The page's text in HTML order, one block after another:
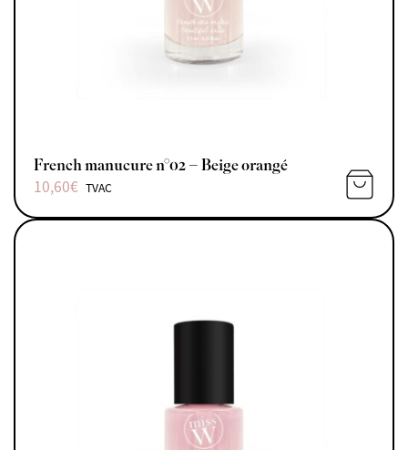
French manucure n°02 – Beige orangé
10,60€ TVAC